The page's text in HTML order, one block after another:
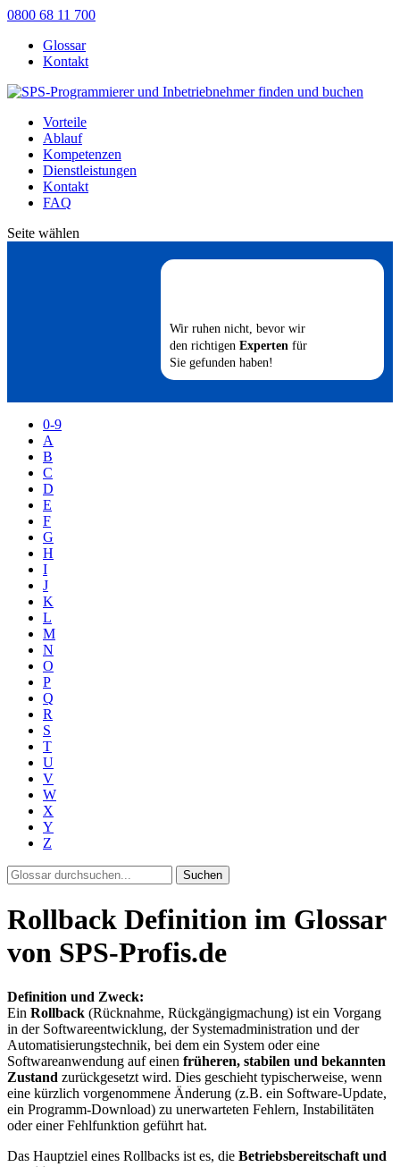
0800 68 11 700
Glossar
Kontakt
Vorteile
Ablauf
Kompetenzen
Dienstleistungen
Kontakt
FAQ
Seite wählen
Wir ruhen nicht, bevor wir
den richtigen Experten für
Sie gefunden haben!
0-9
A
B
C
D
E
F
G
H
I
J
K
L
M
N
O
P
Q
R
S
T
U
V
W
X
Y
Z
Suchen
Rollback Definition im Glossar
von SPS-Profis.de
Definition und Zweck:
Ein Rollback (Rücknahme, Rückgängigmachung) ist ein Vorgang
in der Softwareentwicklung, der Systemadministration und der
Automatisierungstechnik, bei dem ein System oder eine
Softwareanwendung auf einen früheren, stabilen und bekannten
Zustand zurückgesetzt wird. Dies geschieht typischerweise, wenn
eine kürzlich vorgenommene Änderung (z.B. ein Software-Update,
ein Programm-Download) zu unerwarteten Fehlern, Instabilitäten
oder einer Fehlfunktion geführt hat.
Das Hauptziel eines Rollbacks ist es, die Betriebsbereitschaft und